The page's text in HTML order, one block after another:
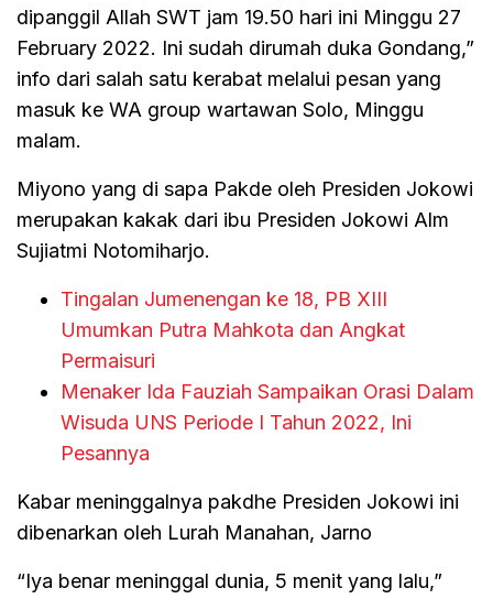
dipanggil Allah SWT jam 19.50 hari ini Minggu 27
February 2022. Ini sudah dirumah duka Gondang,”
info dari salah satu kerabat melalui pesan yang
masuk ke WA group wartawan Solo, Minggu
malam.
Miyono yang di sapa Pakde oleh Presiden Jokowi
merupakan kakak dari ibu Presiden Jokowi Alm
Sujiatmi Notomiharjo.
Tingalan Jumenengan ke 18, PB XIII
Umumkan Putra Mahkota dan Angkat
Permaisuri
Menaker Ida Fauziah Sampaikan Orasi Dalam
Wisuda UNS Periode I Tahun 2022, Ini
Pesannya
Kabar meninggalnya pakdhe Presiden Jokowi ini
dibenarkan oleh Lurah Manahan, Jarno
“Iya benar meninggal dunia, 5 menit yang lalu,”